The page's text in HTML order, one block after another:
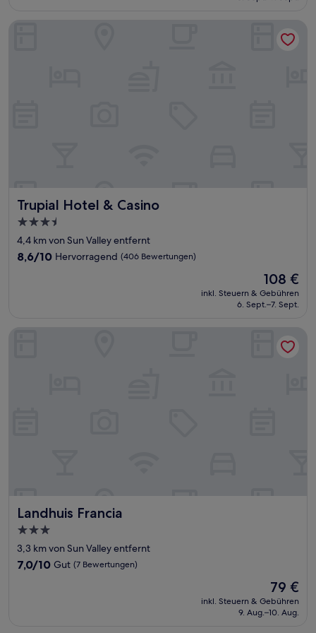
Trupial Hotel & Casino
Trupial Hotel & Casino
3.5-
Sterne-
Unterkunft
4,4 km von Sun Valley entfernt
8.6
8,6/10 Hervorragend (406 Bewertungen)
Der
Preis
beträgt
108 €
inkl. Steuern & Gebühren
6. Sept.–7. Sept.
Trupial Hotel & Casino
Landhuis Francia
Landhuis Francia
3.0-
Sterne-
Unterkunft
3,3 km von Sun Valley entfernt
7.0
7,0/10 Gut (7 Bewertungen)
Der
Preis
beträgt
79 €
inkl. Steuern & Gebühren
9. Aug.–10. Aug.